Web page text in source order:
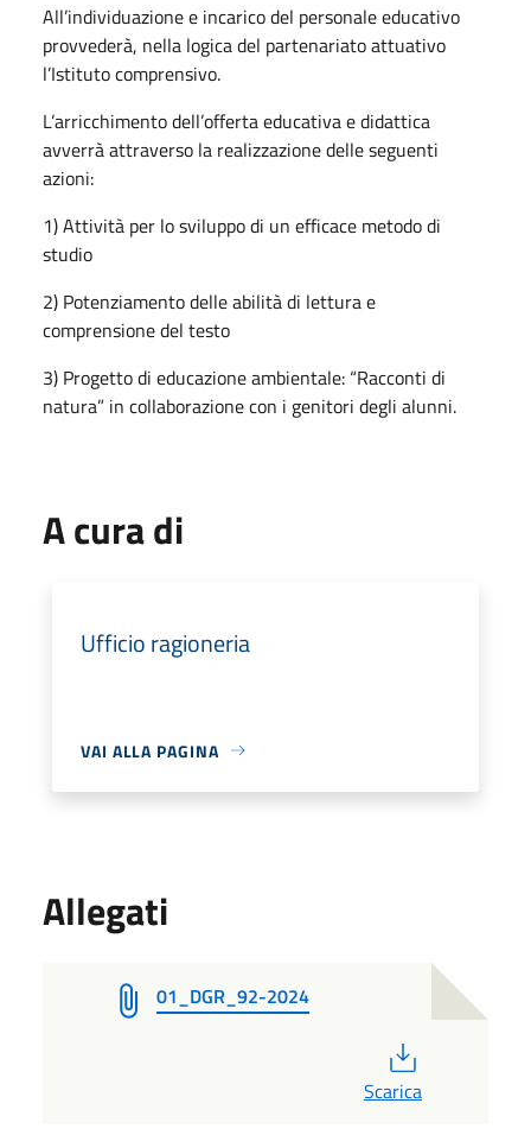
All’individuazione e incarico del personale educativo
provvederà, nella logica del partenariato attuativo
l’Istituto comprensivo.
L’arricchimento dell’offerta educativa e didattica
avverrà attraverso la realizzazione delle seguenti
azioni:
1) Attività per lo sviluppo di un efficace metodo di
studio
2) Potenziamento delle abilità di lettura e
comprensione del testo
3) Progetto di educazione ambientale: “Racconti di
natura” in collaborazione con i genitori degli alunni.
A cura di
Ufficio ragioneria
VAI ALLA PAGINA
Allegati
01_DGR_92-2024
Scarica